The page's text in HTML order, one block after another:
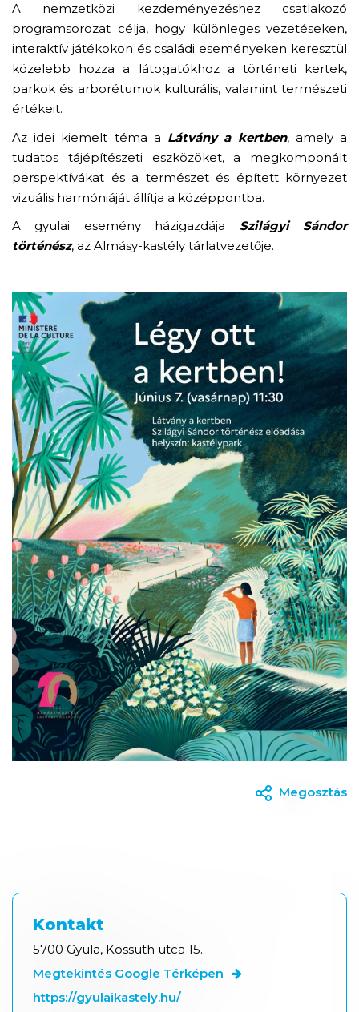
A nemzetközi kezdeményezéshez csatlakozó
programsorozat célja, hogy különleges vezetéseken,
interaktív játékokon és családi eseményeken keresztül
közelebb hozza a látogatókhoz a történeti kertek,
parkok és arborétumok kulturális, valamint természeti
értékeit.
Az idei kiemelt téma a Látvány a kertben, amely a
tudatos tájépítészeti eszközöket, a megkomponált
perspektívákat és a természet és épített környezet
vizuális harmóniáját állítja a középpontba.
A gyulai esemény házigazdája Szilágyi Sándor
történész, az Almásy-kastély tárlatvezetője.
Megosztás
Kontakt
5700 Gyula, Kossuth utca 15.
Megtekintés Google Térképen
https://gyulaikastely.hu/